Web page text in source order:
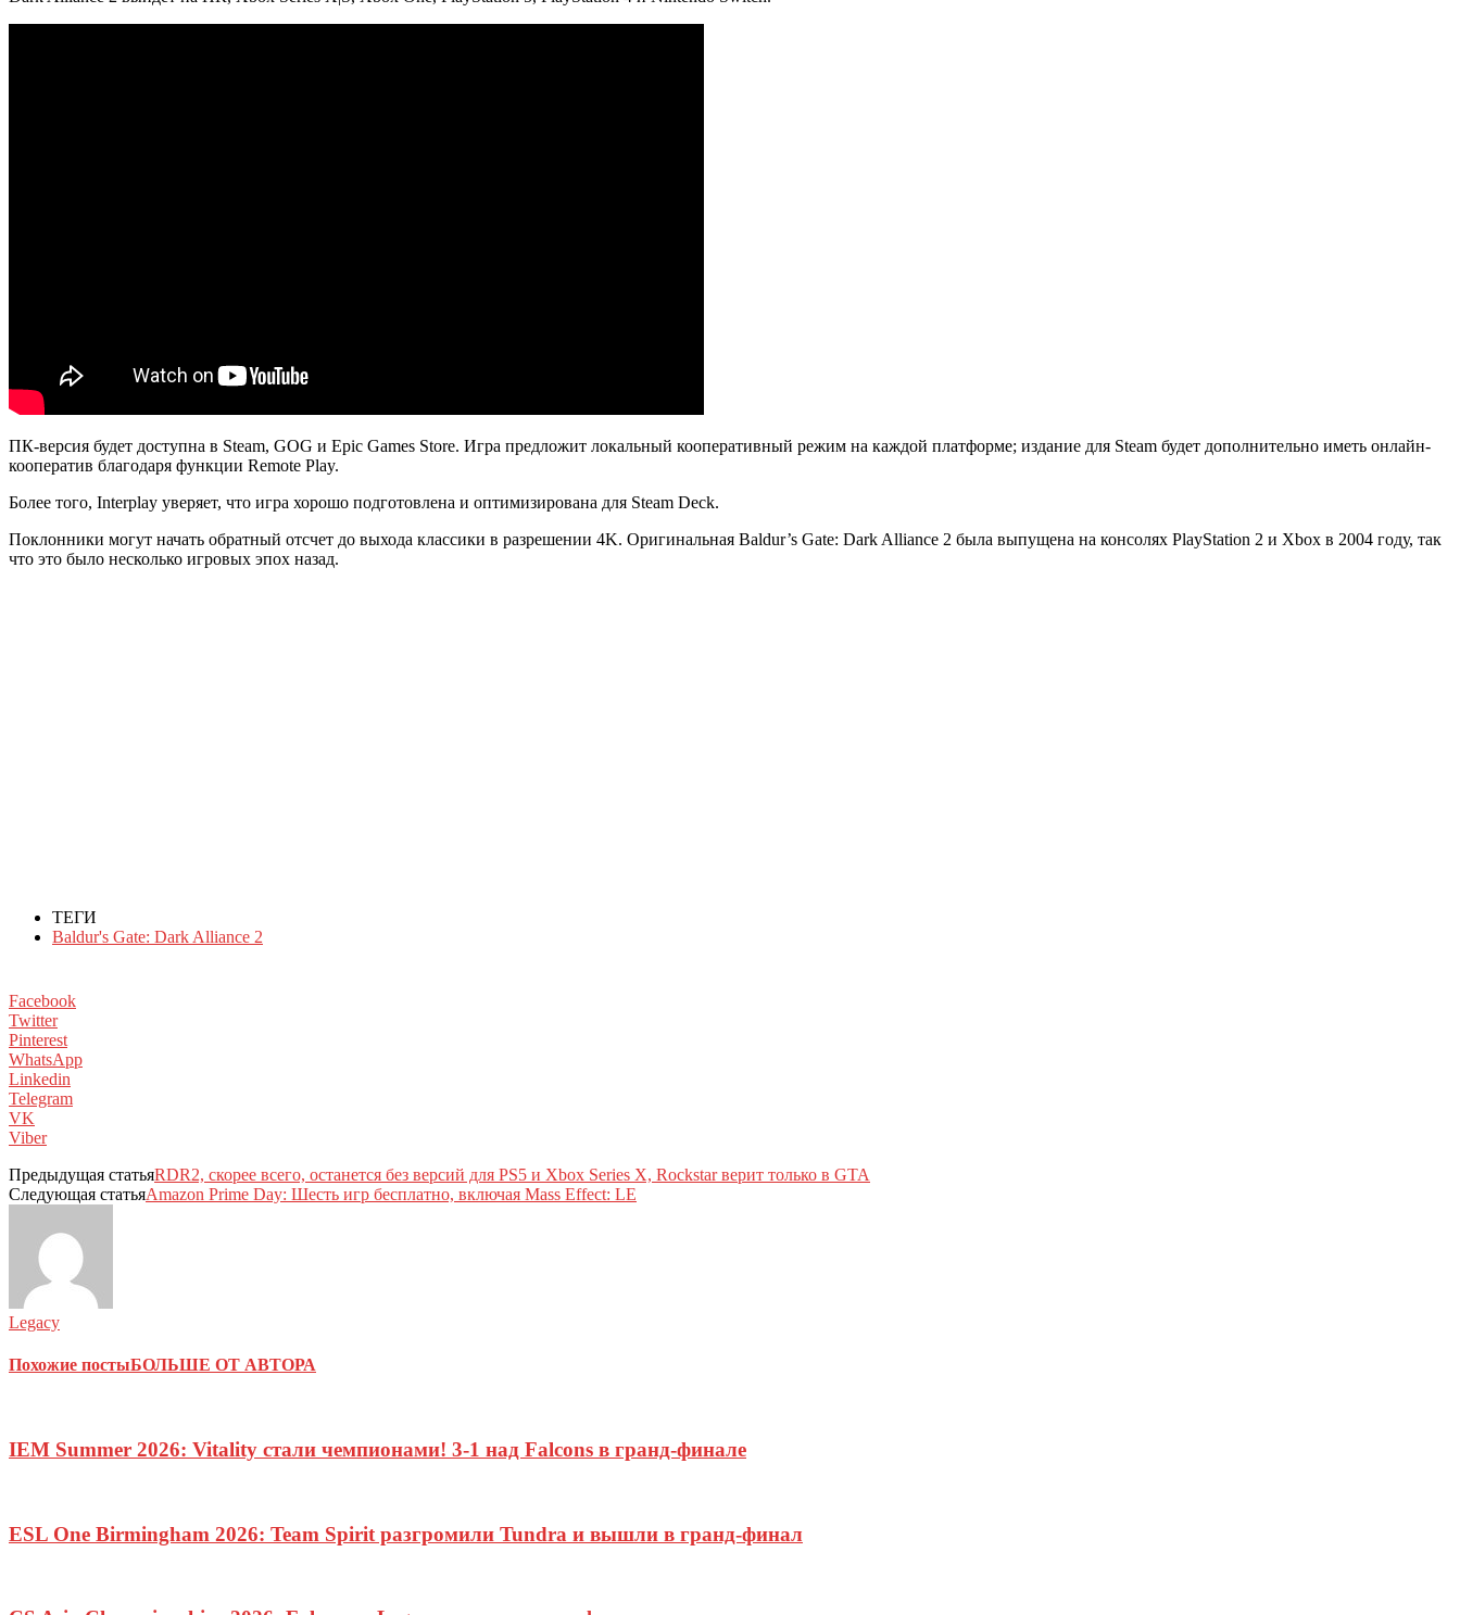
ПК-версия будет доступна в Steam, GOG и Epic Games Store. Игра предложит локальный кооперативный режим на каждой платформе; издание для Steam будет дополнительно иметь онлайн-
кооператив благодаря функции Remote Play.
Более того, Interplay уверяет, что игра хорошо подготовлена ​​и оптимизирована для Steam Deck.
Поклонники могут начать обратный отсчет до выхода классики в разрешении 4K. Оригинальная Baldur’s Gate: Dark Alliance 2 была выпущена на консолях PlayStation 2 и Xbox в 2004 году, так
что это было несколько игровых эпох назад.
ТЕГИ
Baldur's Gate: Dark Alliance 2
Facebook
Twitter
Pinterest
WhatsApp
Linkedin
Telegram
VK
Viber
Предыдущая статьяRDR2, скорее всего, останется без версий для PS5 и Xbox Series X, Rockstar верит только в GTA
Следующая статьяAmazon Prime Day: Шесть игр бесплатно, включая Mass Effect: LE
Legacy
Похожие постыБОЛЬШЕ ОТ АВТОРА
IEM Summer 2026: Vitality стали чемпионами! 3-1 над Falcons в гранд-финале
ESL One Birmingham 2026: Team Spirit разгромили Tundra и вышли в гранд-финал